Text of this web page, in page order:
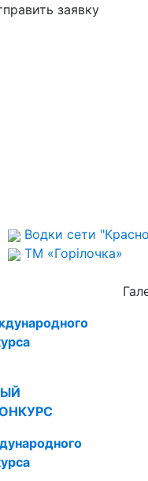
заявку
Водки сети
ТМ «Горілочка»